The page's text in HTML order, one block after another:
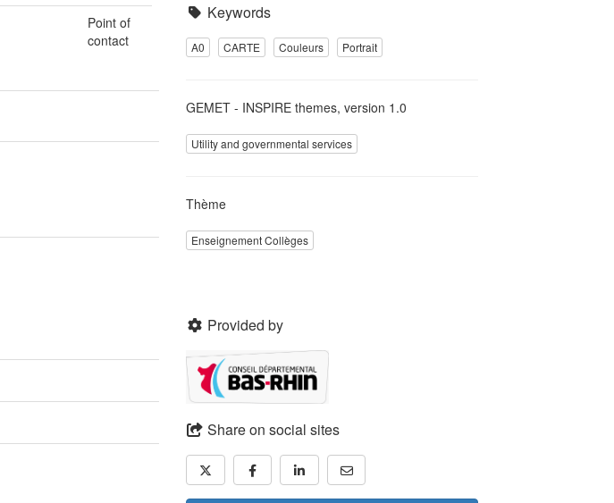
Point of
contact
Keywords
A0 CARTE Couleurs Portrait
GEMET - INSPIRE themes, version 1.0
Utility and governmental services
Thème
Enseignement Collèges
Provided by
Share on social sites